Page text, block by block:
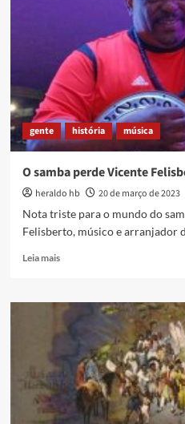
Municipal
do
Folião
de
Reis
gente história música
O samba perde Vicente
heraldo hb 20 de março de 2023
Nota triste para o mundo do
Felisberto, músico e arranjador
Leia maisRead
O
perde
Vicente
Felisberto